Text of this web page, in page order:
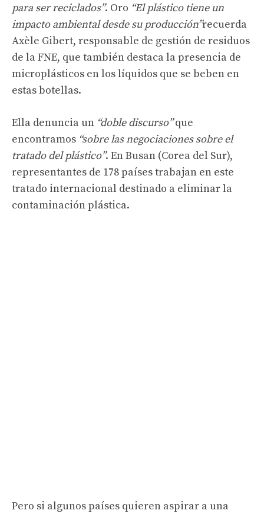
para ser reciclados”. Oro “El plástico tiene un
impacto ambiental desde su producción”recuerda
Axèle Gibert, responsable de gestión de residuos
de la FNE, que también destaca la presencia de
microplásticos en los líquidos que se beben en
estas botellas.
Ella denuncia un “doble discurso”que
encontramos “sobre las negociaciones sobre el
tratado del plástico”. En Busan (Corea del Sur),
representantes de 178 países trabajan en este
tratado internacional destinado a eliminar la
contaminación plástica.
Pero si algunos países quieren aspirar a una